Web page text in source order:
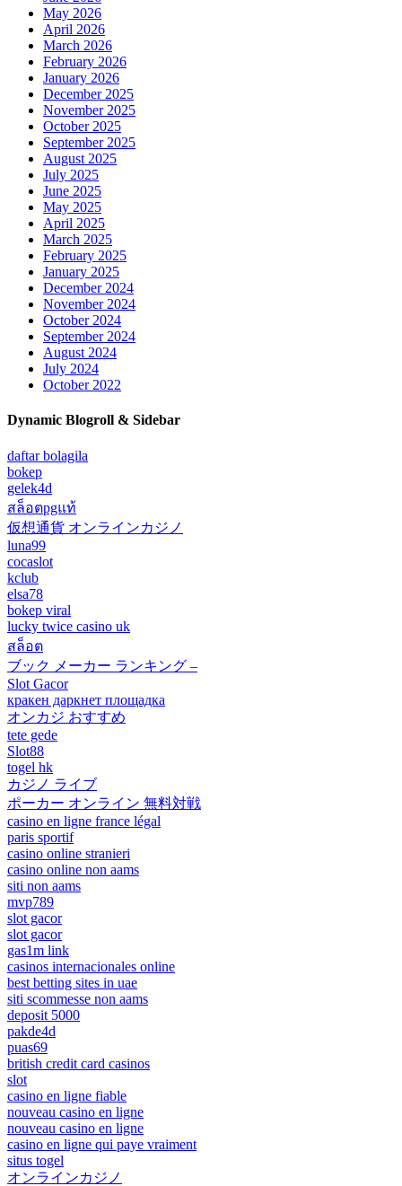
May 2026
April 2026
March 2026
February 2026
January 2026
December 2025
November 2025
October 2025
September 2025
August 2025
July 2025
June 2025
May 2025
April 2025
March 2025
February 2025
January 2025
December 2024
November 2024
October 2024
September 2024
August 2024
July 2024
October 2022
Dynamic Blogroll & Sidebar
daftar bolagila
bokep
gelek4d
สล็อตpgแท้
仮想通貨 オンラインカジノ
luna99
cocaslot
kclub
elsa78
bokep viral
lucky twice casino uk
สล็อต
ブック メーカー ランキング –
Slot Gacor
кракен даркнет площадка
オンカジ おすすめ
tete gede
Slot88
togel hk
カジノ ライブ
ポーカー オンライン 無料対戦
casino en ligne france légal
paris sportif
casino online stranieri
casino online non aams
siti non aams
mvp789
slot gacor
slot gacor
gas1m link
casinos internacionales online
best betting sites in uae
siti scommesse non aams
deposit 5000
pakde4d
puas69
british credit card casinos
slot
casino en ligne fiable
nouveau casino en ligne
nouveau casino en ligne
casino en ligne qui paye vraiment
situs togel
オンラインカジノ